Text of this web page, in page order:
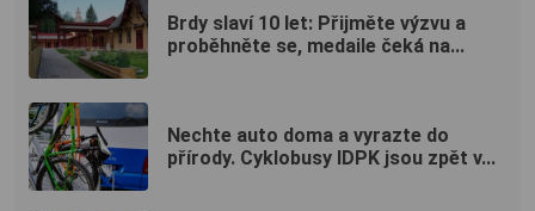
Brdy slaví 10 let: Přijměte výzvu a
proběhněte se, medaile čeká na...
Nechte auto doma a vyrazte do
přírody. Cyklobusy IDPK jsou zpět v...